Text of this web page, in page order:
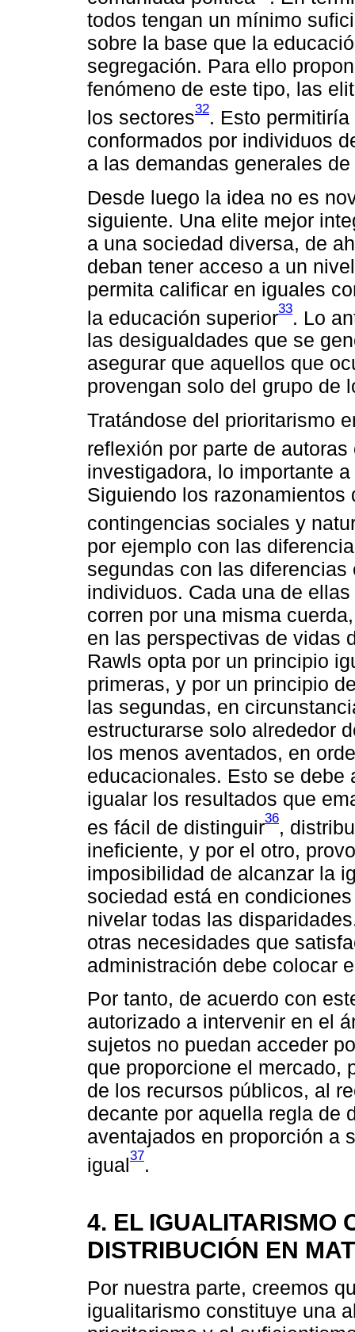
todos tengan un mínimo
sobre la base que la
segregación. Para ello
fenómeno de este tipo, las
los sectores32. Esto
conformados por individuos
a las demandas generales
Desde luego la idea no es
siguiente. Una elite mejor
a una sociedad diversa, de
deban tener acceso a un
permita calificar en iguales
la educación superior33. Lo
las desigualdades que se
asegurar que aquellos que
provengan solo del grupo de
Tratándose del prioritarismo
reflexión por parte de
investigadora, lo importante
Siguiendo los
contingencias sociales y
por ejemplo con las
segundas con las
individuos. Cada una de
corren por una misma
en las perspectivas de vidas
Rawls opta por un principio
primeras, y por un principio
las segundas, en
estructurarse solo alrededor
los menos aventados, en
educacionales. Esto se
igualar los resultados que
es fácil de distinguir36,
ineficiente, y por el otro,
imposibilidad de alcanzar la
sociedad está en
nivelar todas las
otras necesidades que
administración debe colocar
Por tanto, de acuerdo con
autorizado a intervenir en el
sujetos no puedan acceder
que proporcione el mercado,
de los recursos públicos, al
decante por aquella regla de
aventajados en proporción a
igual37.
4. EL IGUALITARISMO
DISTRIBUCIÓN EN
Por nuestra parte, creemos
igualitarismo constituye una